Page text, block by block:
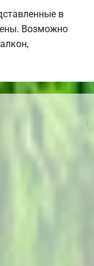
в
Возможно